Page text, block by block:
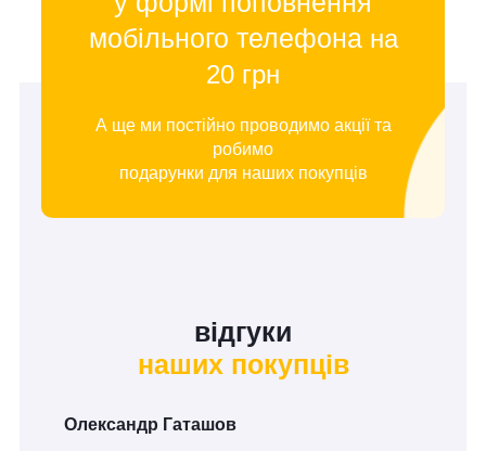
мобільного телефона на
20 грн
А ще ми постійно проводимо акції та
робимо
подарунки для наших покупців
відгуки
наших покупців
Олександр Гаташов